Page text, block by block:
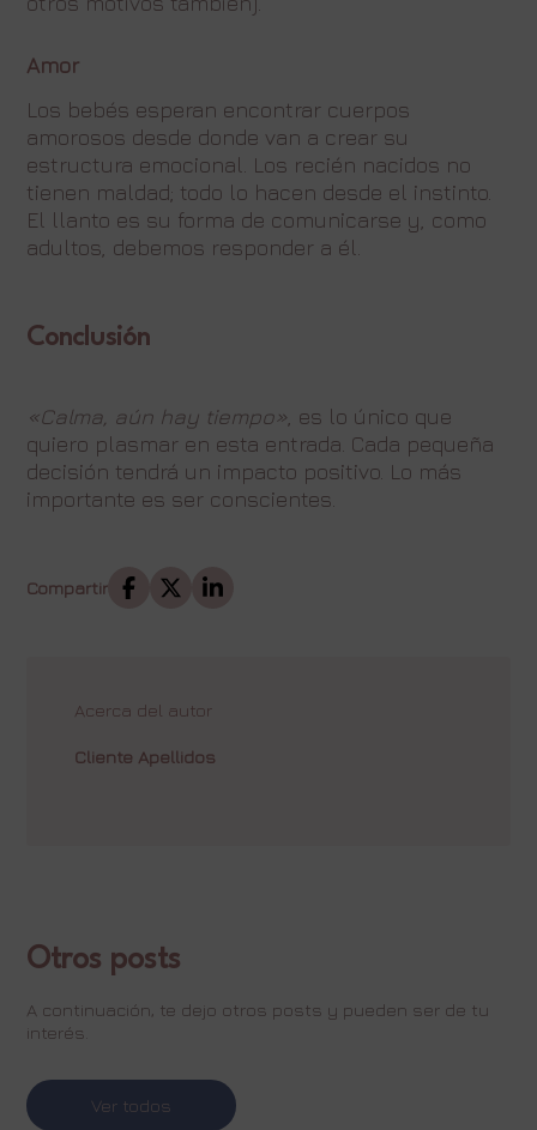
Amor
Los bebés esperan encontrar cuerpos
amorosos desde donde van a crear su
estructura emocional. Los recién nacidos no
tienen maldad; todo lo hacen desde el instinto.
El llanto es su forma de comunicarse y, como
adultos, debemos responder a él.
Conclusión
«Calma, aún hay tiempo», es lo único que
quiero plasmar en esta entrada. Cada pequeña
decisión tendrá un impacto positivo. Lo más
importante es ser conscientes.
Compartir
Acerca del autor
Cliente Apellidos
Otros posts
A continuación, te dejo otros posts y pueden ser de tu
interés.
Ver todos